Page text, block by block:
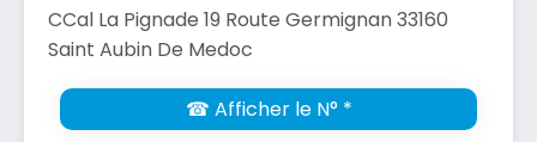
CCal La Pignade 19 Route Germignan 33160
Saint Aubin De Medoc
☎ Afficher le N° *